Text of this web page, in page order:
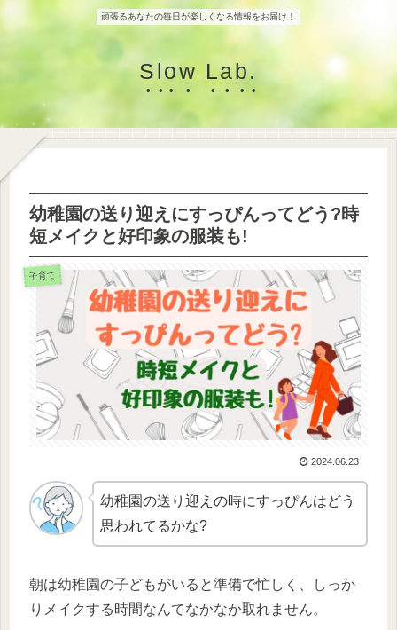
頑張るあなたの毎日が楽しくなる情報をお届け！
Slow Lab.
幼稚園の送り迎えにすっぴんってどう?時
短メイクと好印象の服装も!
子育て
2024.06.23
幼稚園の送り迎えの時にすっぴんはどう
思われてるかな?
朝は幼稚園の子どもがいると準備で忙しく、しっか
りメイクする時間なんてなかなか取れません。